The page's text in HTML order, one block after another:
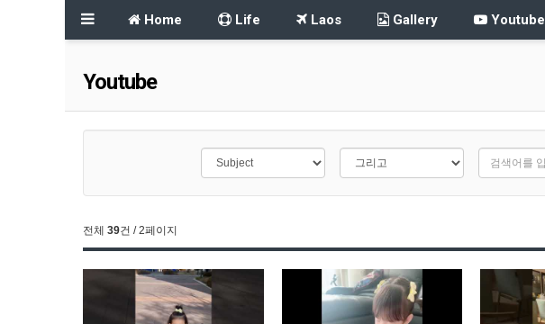
Home Life Laos Gallery Youtube
Youtube
전체 39건 / 2페이지